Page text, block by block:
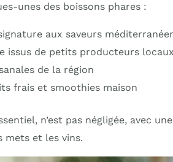
unes des boissons phares :
aux saveurs
issus de petits producteurs locaux
de la région
frais et smoothies maison
n’est pas négligée, avec
mets et les vins.